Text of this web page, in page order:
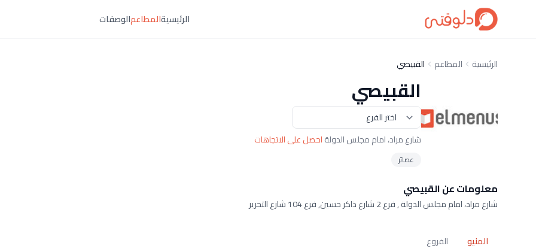
الرئيسيةالمطاعمالوصفات
الرئيسية المطاعم القبيصي
القبيصي
شارع مراد، امام مجلس الدولةاحصل على الاتجاهات
عصائر
معلومات عن القبيصي
شارع مراد، امام مجلس الدولة , فرع 2 شارع ذاكر حسين, فرع 104 شارع التحرير
المنيو الفروع